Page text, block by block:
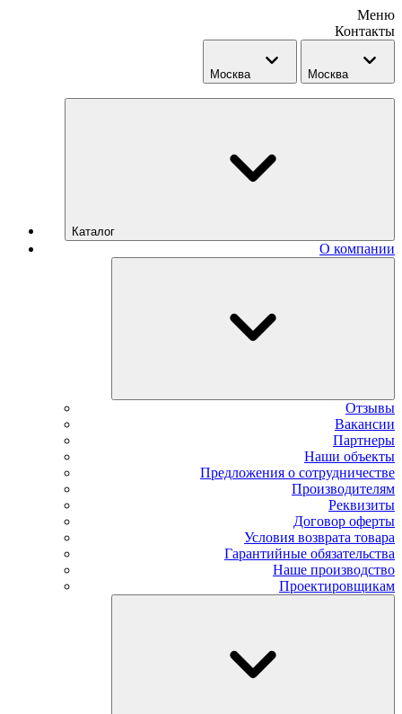
Меню
Контакты
Москва Москва
Каталог
О компании
Отзывы
Вакансии
Партнеры
Наши объекты
Предложения о сотрудничестве
Производителям
Реквизиты
Договор оферты
Условия возврата товара
Гарантийные обязательства
Наше производство
Проектировщикам